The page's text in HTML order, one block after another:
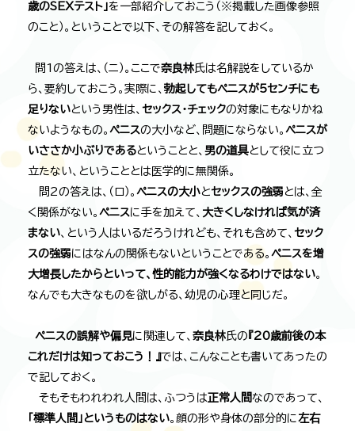
歳のSEXテスト」 を一部紹介しておこう（※掲載した画像参照
のこと）。ということで以下、その解答を記しておく。
問1の答えは、（ニ）。ここで奈良林 氏は名解説をしているか
ら、要約しておこう。実際に、 勃起してもペニスが5センチにも
足りないという男性は、 セックス・チェックの対象にもなりかね
ないようなもの。 ペニスの大小など、問題にならない。 ペニスが
いささか小ぶりであるということと、 男の道具として役に立つ
立たない、ということとは医学的に無関係。
問2の答えは、（ロ）。 ペニスの大小とセックスの強弱 とは、全
く関係がない。 ペニスに手を加えて、 大きくしなければ気が済
まない、という人はいるだろうけれども、それも含めて、 セック
スの強弱にはなんの関係もないということである。 ペニスを増
大増長したからといって、性的能力が強くなるわけではない。
なんでも大きなものを欲しがる、幼児の心理と同じだ。
ペニスの誤解や偏見に関連して、 奈良林 氏の『20歳前後の本
これだけは知っておこう！』では、こんなことも書いてあったの
で記しておく。
そもそもわれわれ人間は、ふつうは 正常人間なのであって、
「標準人間」というものはない。顔の形や身体の部分的に左右